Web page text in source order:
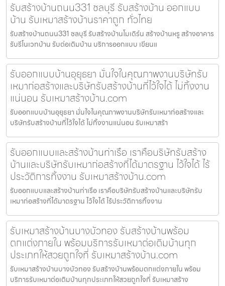
รับสร้างบ้านถนน331 ชลบุรี รับสร้างบ้าน ออกแบบ
บ้าน รับเหมาสร้างบ้านราคาถูก ทั่วไทย
รับสร้างบ้านถนน331 ชลบุรี รับสร้างบ้านโมเดิร์น สร้างบ้านหรู สร้างอาคาร
รับรีโนเวทบ้าน รับต่อเติมบ้าน บริการออกแบบ เขียนแ
รับออกแบบบ้านอุยุธยา มั่นใจในคุณภาพงานบริษัทรับ
เหมาก่อสร้างและบริษัทรับสร้างบ้านที่ไว้ใจได้ ไม่ทิ้งงาน
แน่นอน รับเหมาสร้างบ้าน.com
รับออกแบบบ้านอุยุธยา มั่นใจในคุณภาพงานบริษัทรับเหมาก่อสร้างและ
บริษัทรับสร้างบ้านที่ไว้ใจได้ ไม่ทิ้งงานแน่นอน รับเหมาสร้า
รับออกแบบและสร้างบ้านท่าเรือ เราคือบริษัทรับสร้าง
บ้านและบริษัทรับเหมาก่อสร้างที่ได้มาตรฐาน ไว้ใจได้ ไร้
ประวัติการทิ้งงาน รับเหมาสร้างบ้าน.com
รับออกแบบและสร้างบ้านท่าเรือ เราคือบริษัทรับสร้างบ้านและบริษัทรับ
เหมาก่อสร้างที่ได้มาตรฐาน ไว้ใจได้ ไร้ประวัติการทิ้งงาน
รับเหมาสร้างบ้านบางบัวทอง รับสร้างบ้านพร้อม
ตกแต่งภายใน พร้อมบริการรับเหมาต่อเติมบ้านทุก
ประเภทให้สวยถูกใจที่ รับเหมาสร้างบ้าน.com
รับเหมาสร้างบ้านบางบัวทอง รับสร้างบ้านพร้อมตกแต่งภายใน พร้อม
บริการรับเหมาต่อเติมบ้านทุกประเภทให้สวยถูกใจที่ รับเหมาสร้าง